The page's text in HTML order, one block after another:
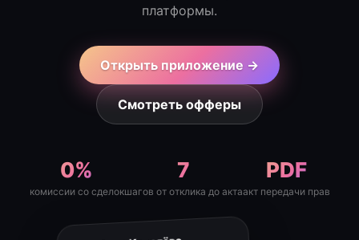
платформы.
Открыть приложение →
Смотреть офферы
0%
комиссии со сделок
7
шагов от отклика до акта
PDF
акт передачи прав